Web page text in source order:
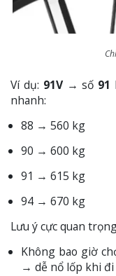
Ví dụ: 91V→ số 91
nhanh:
88 → 560 kg
90 → 600 kg
91 → 615 kg
94 → 670 kg
Lưu ý cực quan
Không bao giờ
→ dễ nổ lốp khi